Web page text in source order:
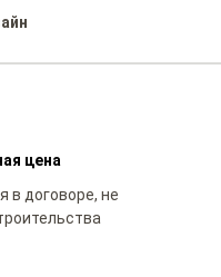
цена
в договоре, не